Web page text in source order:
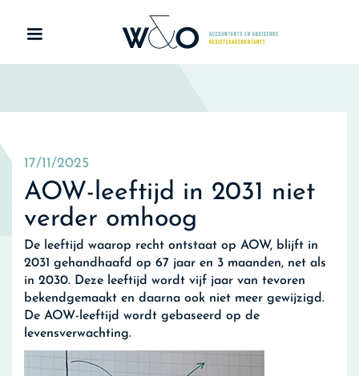
17/11/2025
AOW-leeftijd in 2031 niet
verder omhoog
De leeftijd waarop recht ontstaat op AOW, blijft in
2031 gehandhaafd op 67 jaar en 3 maanden, net als
in 2030. Deze leeftijd wordt vijf jaar van tevoren
bekendgemaakt en daarna ook niet meer gewijzigd.
De AOW-leeftijd wordt gebaseerd op de
levensverwachting.